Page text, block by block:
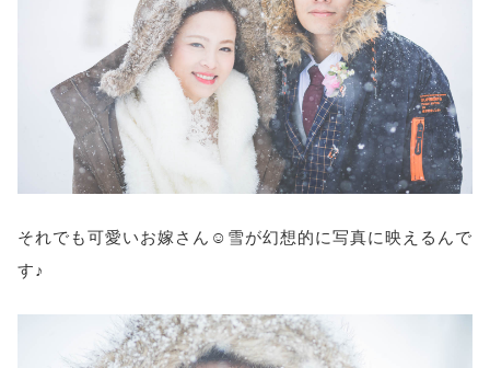
それでも可愛いお嫁さん☺雪が幻想的に写真に映えるんで
す♪